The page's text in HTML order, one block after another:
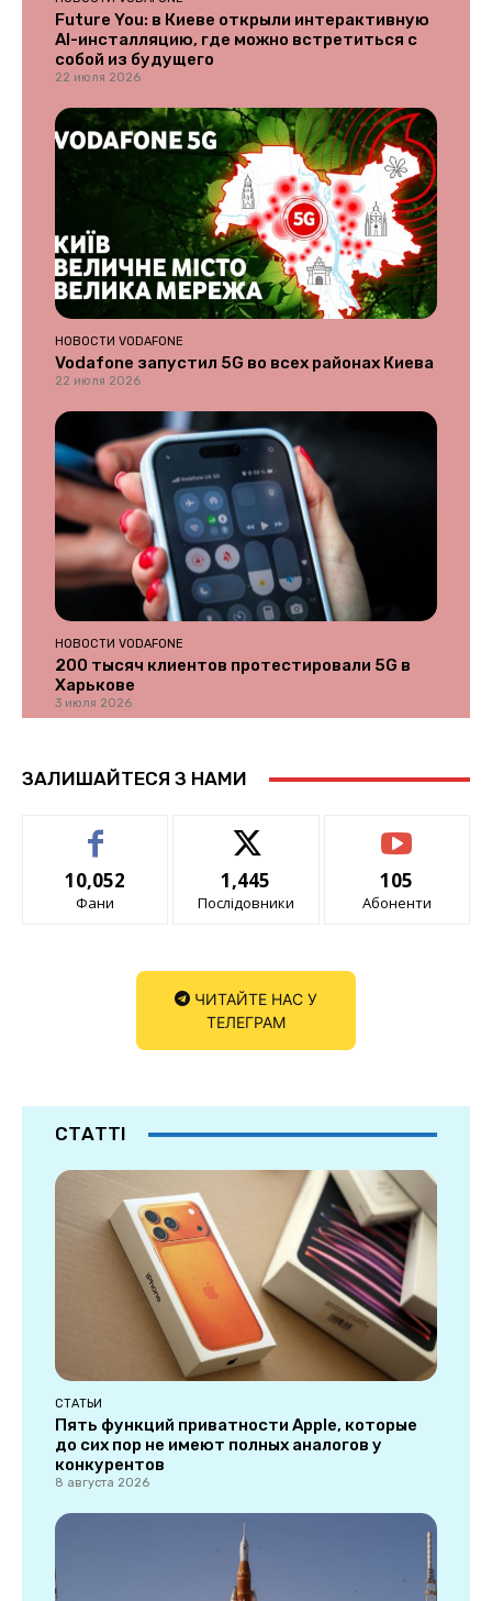
Future You: в Киеве открыли интерактивную
AI-инсталляцию, где можно встретиться с
собой из будущего
22 июля 2026
НОВОСТИ VODAFONE
Vodafone запустил 5G во всех районах Киева
22 июля 2026
НОВОСТИ VODAFONE
200 тысяч клиентов протестировали 5G в
Харькове
3 июля 2026
ЗАЛИШАЙТЕСЯ З НАМИ
10,052
Фани
1,445
Послідовники
105
Абоненти
ЧИТАЙТЕ НАС У
ТЕЛЕГРАМ
СТАТТІ
СТАТЬИ
Пять функций приватности Apple, которые
до сих пор не имеют полных аналогов у
конкурентов
8 августа 2026